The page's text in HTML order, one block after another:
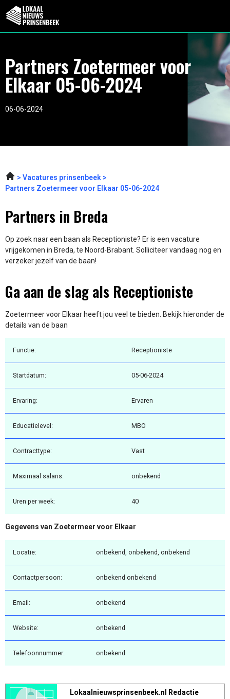
Partners Zoetermeer voor
Elkaar 05-06-2024
06-06-2024
Vacatures prinsenbeek
Partners Zoetermeer voor Elkaar 05-06-2024
Partners in Breda
Op zoek naar een baan als Receptioniste? Er is een vacature
vrijgekomen in Breda, te Noord-Brabant. Solliciteer vandaag nog en
verzeker jezelf van de baan!
Ga aan de slag als Receptioniste
Zoetermeer voor Elkaar heeft jou veel te bieden. Bekijk hieronder de
details van de baan
Functie: Receptioniste
Startdatum: 05-06-2024
Ervaring: Ervaren
Educatielevel: MBO
Contracttype: Vast
Maximaal salaris: onbekend
Uren per week: 40
Gegevens van Zoetermeer voor Elkaar
Locatie: onbekend, onbekend, onbekend
Contactpersoon: onbekend onbekend
Email: onbekend
Website: onbekend
Telefoonnummer: onbekend
Lokaalnieuwsprinsenbeek.nl Redactie